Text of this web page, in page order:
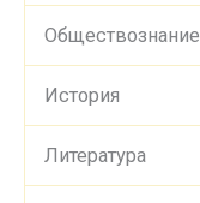
Обществознание
История
Литература